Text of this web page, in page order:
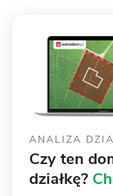
ANALIZA
Czy ten
działkę?